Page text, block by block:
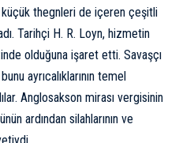
küçük thegnleri de içeren çeşitli
Tarihçi H. R. Loyn, hizmetin
olduğuna işaret etti. Savaşçı
ayrıcalıklarının temel
Anglosakson mirası vergisinin
ardından silahlarının ve